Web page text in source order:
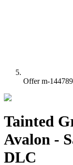
Offer m-
Tainted
Avalon -
DLC